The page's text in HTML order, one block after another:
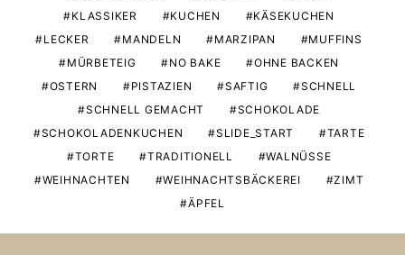
KLASSIKER
KUCHEN
KÄSEKUCHEN
LECKER
MANDELN MARZIPAN
MUFFINS
MÜRBETEIG
NO BAKE
OHNE BACKEN
OSTERN
PISTAZIEN SAFTIG
SCHNELL
SCHNELL GEMACHT
SCHOKOLADE
SCHOKOLADENKUCHEN
SLIDE_START
TARTE
TORTE
TRADITIONELL
WALNÜSSE
WEIHNACHTEN
WEIHNACHTSBÄCKEREI
ZIMT
ÄPFEL